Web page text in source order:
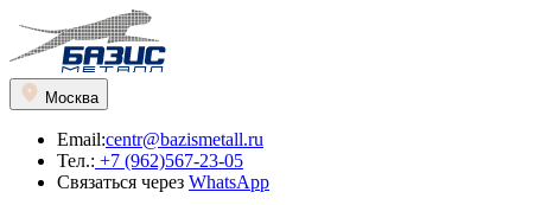
Москва
Email:centr@bazismetall.ru
Тел.: +7 (962)567-23-05
Связаться через WhatsApp